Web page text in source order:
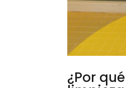
¿Por